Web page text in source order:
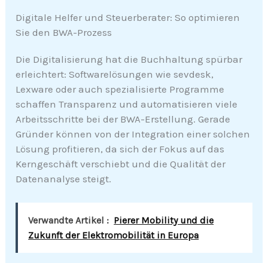
Digitale Helfer und Steuerberater: So optimieren
Sie den BWA-Prozess
Die Digitalisierung hat die Buchhaltung spürbar
erleichtert: Softwarelösungen wie sevdesk,
Lexware oder auch spezialisierte Programme
schaffen Transparenz und automatisieren viele
Arbeitsschritte bei der BWA-Erstellung. Gerade
Gründer können von der Integration einer solchen
Lösung profitieren, da sich der Fokus auf das
Kerngeschäft verschiebt und die Qualität der
Datenanalyse steigt.
Verwandte Artikel : Pierer Mobility und die
Zukunft der Elektromobilität in Europa